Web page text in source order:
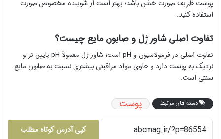
پوست ظریف صورت خشن باشد؛ بهتر است از شوینده مخصوص صورت
استفاده کنید.
تفاوت اصلی شاور ژل و صابون مایع چیست؟
تفاوت اصلی در فرمولاسیون و pH است؛ شاور ژل معمولاً pH پایین تر و
نزدیک به پوست دارد و حاوی مواد مراقبتی بیشتری نسبت به صابون مایع
سنتی است.
دسته های مرتبط پوست
کپی آدرس کوتاه مطلب